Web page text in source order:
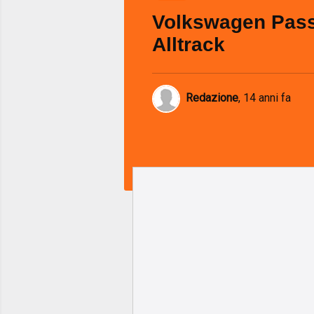
Volkswagen
Alltrack
Redazione, 14 anni fa